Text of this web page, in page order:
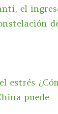
el
estrés
puede